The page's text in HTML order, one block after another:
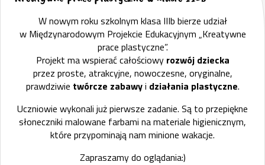
W nowym roku szkolnym klasa IIIb bierze udział
w Międzynarodowym Projekcie Edukacyjnym „Kreatywne
prace plastyczne”.
Projekt ma wspierać całościowyrozwój dziecka
przez proste, atrakcyjne, nowoczesne, oryginalne,
prawdziwie twórcze zabawyi działania plastyczne.
Uczniowie wykonali już pierwsze zadanie. Są to przepiękne
słoneczniki malowane farbami na materiale higienicznym,
które przypominają nam minione wakacje.
Zapraszamy do oglądania:)